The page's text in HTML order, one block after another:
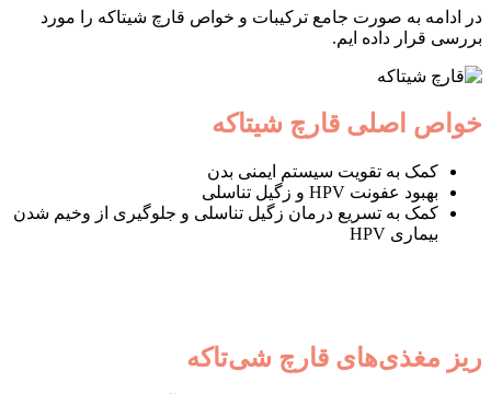
در ادامه به صورت جامع ترکیبات و خواص قارچ شیتاکه را مورد
بررسی قرار داده ایم.
خواص اصلی قارچ شیتاکه
کمک به تقویت سیستم ایمنی بدن
بهبود عفونت HPV و زگیل تناسلی
کمک به تسریع درمان زگیل تناسلی و جلوگیری از وخیم شدن
بیماری HPV
ریز مغذی‌های قارچ شی‌تاکه